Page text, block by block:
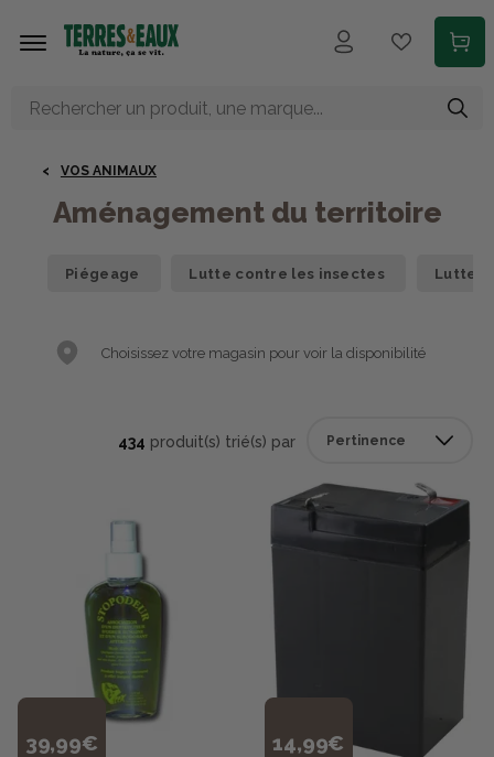
VOS ANIMAUX
Aménagement du territoire
Piégeage Lutte contre les insectes Lutte
Choisissez votre magasin pour voir la disponibilité
434 produit(s) trié(s) par
39,99€ 14,99€